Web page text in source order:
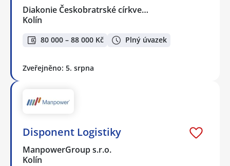
Diakonie Českobratrské církve…
Kolín
80 000 – 88 000 Kč Plný úvazek
Zveřejněno: 5. srpna
Disponent Logistiky
ManpowerGroup s.r.o.
Kolín